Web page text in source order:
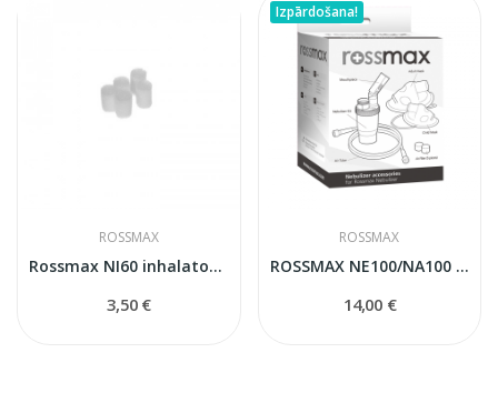
ROSSMAX
Rossmax NI60 inhalatora filtri
3,50 €
Izpārdošana!
ROSSMAX
ROSSMAX NE100/NA100 Inhalatora Komplekts
14,00 €